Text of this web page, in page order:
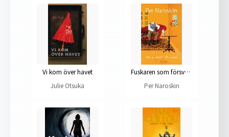
Vi kom över havet
Julie Otsuka
Fuskaren som försvann
Per Naroskin